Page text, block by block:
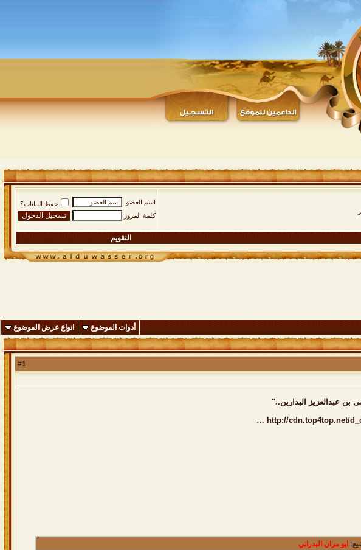
اسم العضو
حفظ البيانات؟
كلمة المرور
التقويم
أدوات الموضوع
انواع عرض الموضوع
1
بن عبدالعزيز البدارين.."
http://cdn.top4top.net/
…
: ابو مران البدراني